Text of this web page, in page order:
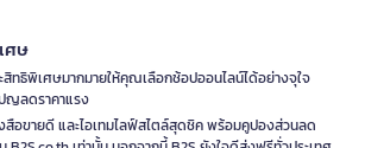
ศษ
สิทธิพิเศษมากมายให้คุณเลือกช้อปออนไลน์ได้อย่างจุใจ
ญลดราคาแรง
สือขายดี และไอเทมไลฟ์สไตล์สุดชิค พร้อมคูปองส่วนลด